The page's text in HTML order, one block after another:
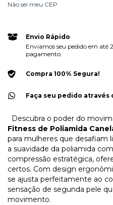
Não sei meu CEP
Envio Rápido
Enviamos seu pedido em até
pagamento.
Compra 100% Segura!
Faça seu pedido
Descubra o poder do
Fitness de Poliamida
para mulheres que desafiam
a suavidade da poliamida
compressão estratégica,
certos. Com design
se ajusta perfeitamente ao
sensação de segunda pele
movimento.